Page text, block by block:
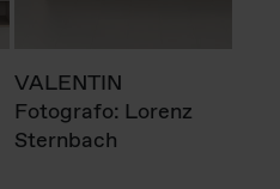
VALENTIN
Fotografo: Lorenz
Sternbach